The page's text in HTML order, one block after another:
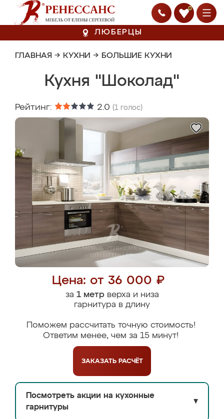
0
ЛЮБЕРЦЫ
ГЛАВНАЯ → КУХНИ → БОЛЬШИЕ КУХНИ
Кухня "Шоколад"
Рейтинг: 2.0 (1 голос)
Цена: от 36 000 ₽
за 1 метрверха и низа
гарнитура в длину
Поможем рассчитать точную стоимость!
Ответим менее, чем за 15 минут!
ЗАКАЗАТЬ РАСЧЁТ
Посмотреть акции на кухонные
гарнитуры
▼